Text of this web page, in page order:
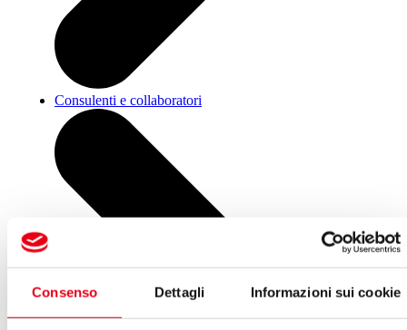
Consenso Dettagli Informazioni sui cookie
Consulenti e collaboratori